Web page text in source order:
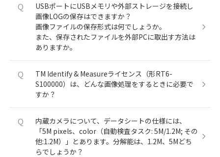
Q
USBポートにUSBメモリや外部ストレージを接続し
画像LOGの保存はできますか？
画像ファイルの保存形式は何でしょうか。
また、保存されたファイルを外部PCに取出す方法は
ありますか。
Q
TM Identify & Measureライセンス（形RT6-
S100000）は、どんな画像処理をするときに必要で
すか？
Q
内蔵カメラについて、データシートの仕様には、
「5M pixels、color（自動検査タスク: 5M/1.2M; その
他:1.2M）」とあります。分解能は、1.2M、5Mどち
らでしょうか？